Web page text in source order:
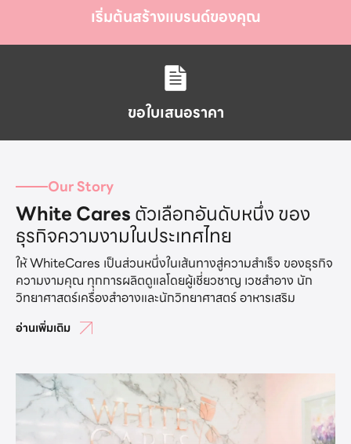
เริ่มต้นสร้างแบรนด์ของคุณ
ขอใบเสนอราคา
Our Story
White Caresตัวเลือกอันดับหนึ่ง ของ
ธุรกิจความงามในประเทศไทย
ให้ WhiteCares เป็นส่วนหนึ่งในเส้นทางสู่ความสำเร็จ ของธุรกิจ
ความงามคุณ ทุกการผลิตดูแลโดยผู้เชี่ยวชาญ เวชสำอาง นัก
วิทยาศาสตร์เครื่องสำอางและนักวิทยาศาสตร์ อาหารเสริม
อ่านเพิ่มเติม